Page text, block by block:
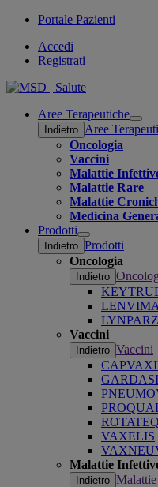
Portale Pazienti
Accedi
Registrati
Aree Terapeutiche
Open
Indietro Aree
Oncologia
Vaccini
Malattie
Malattie Rare
Malattie
Medicina
Prodotti
Open
submenu
Indietro Prodotti
Oncologia
Indietro
LENVIMA
Vaccini
Indietro Vaccini
ROTATEQ
VAXELIS
Malattie
Indietro